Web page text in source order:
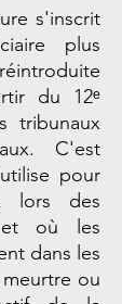
s'inscrit
plus
du 12ᵉ
tribunaux
C'est
pour
lors des
et où les
dans les
ou